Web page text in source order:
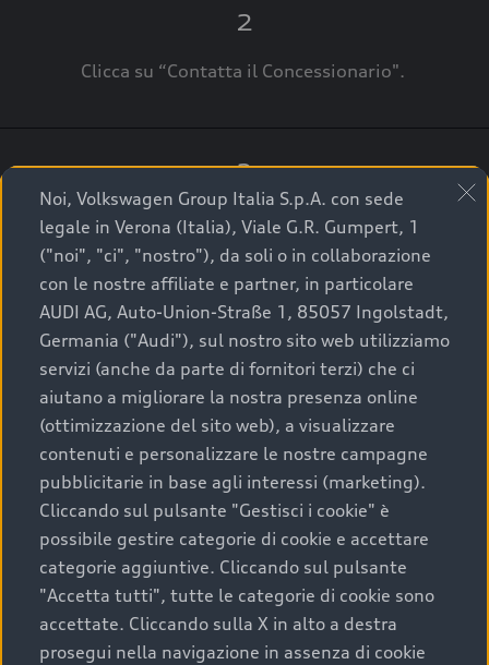
2
Clicca su “Contatta il Concessionario".
3
A breve verrai ricontattato dal Customer Care
Audi Center o direttamente dal Concessionario
che ti supporterà per finalizzare la tua richiesta.
La qualità di acquistare
un’auto usata Audi
Scegliere un’auto usata è una decisione che coniuga
convenienza, affidabilità e sostenibilità. Per fare un
acquisto sicuro, è essenziale considerare aspetti
determinanti come la garanzia inclusa e l’affidabilità del
marchio. Audi offre l’auto usata perfetta tramite Audi
Prima Scelta :plus
Noi, Volkswagen Group Italia S.p.A. con sede
legale in Verona (Italia), Viale G.R. Gumpert, 1
("noi", "ci", "nostro"), da soli o in collaborazione
con le nostre affiliate e partner, in particolare
AUDI AG, Auto-Union-Straße 1, 85057 Ingolstadt,
Germania ("Audi"), sul nostro sito web utilizziamo
servizi (anche da parte di fornitori terzi) che ci
aiutano a migliorare la nostra presenza online
(ottimizzazione del sito web), a visualizzare
contenuti e personalizzare le nostre campagne
pubblicitarie in base agli interessi (marketing).
Cliccando sul pulsante "Gestisci i cookie" è
possibile gestire categorie di cookie e accettare
categorie aggiuntive. Cliccando sul pulsante
"Accetta tutti", tutte le categorie di cookie sono
accettate. Cliccando sulla X in alto a destra
prosegui nella navigazione in assenza di cookie